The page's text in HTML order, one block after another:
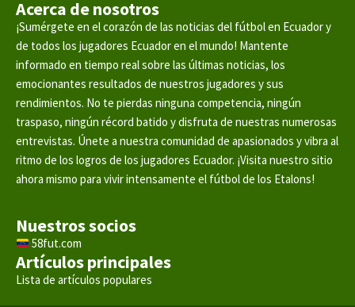
Acerca de nosotros
¡Sumérgete en el corazón de las noticias del fútbol en Ecuador y
de todos los jugadores Ecuador en el mundo! Mantente
informado en tiempo real sobre las últimas noticias, los
emocionantes resultados de nuestros jugadores y sus
rendimientos. No te pierdas ninguna competencia, ningún
traspaso, ningún récord batido y disfruta de nuestras numerosas
entrevistas. Únete a nuestra comunidad de apasionados y vibra al
ritmo de los logros de los jugadores Ecuador. ¡Visita nuestro sitio
ahora mismo para vivir intensamente el fútbol de los Etalons!
Nuestros socios
58fut.com
Artículos principales
Lista de artículos populares